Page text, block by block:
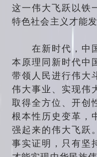
这一伟大飞跃以铁
特色社会主义才能发
在新时代，中国
本原理同新时代中
带领人民进行伟大
伟大事业、实现伟
取得全方位、开创
根本性历史变革，
强起来的伟大飞跃
事实证明，只有坚